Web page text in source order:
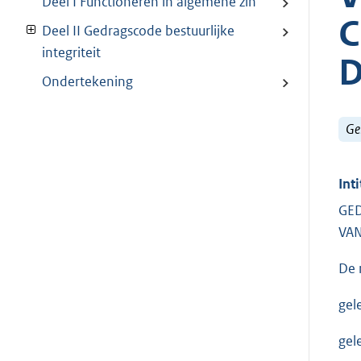
Deel II Gedragscode bestuurlijke
integriteit
Ondertekening
De